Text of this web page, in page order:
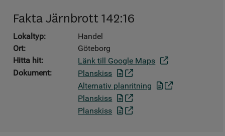
Fakta Järnbrott 142:16
Lokaltyp:
Handel
Ort:
Göteborg
Hitta hit:
Länk till Google Maps
Dokument:
Planskiss
Alternativ planritning
Planskiss
Planskiss